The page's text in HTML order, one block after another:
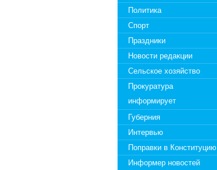
Политика
Спорт
Праздники
Новости редакции
Сельское хозяйство
Прокуратура
информирует
Губерния
Интервью
Поправки в Конституцию
Информер новостей